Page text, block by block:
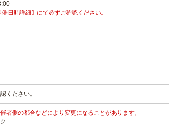
日時詳細】にて必ずご確認ください。
ください。
者側の都合などにより変更になることがあります。